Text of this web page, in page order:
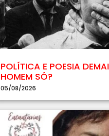
POLÍTICA E POESIA
HOMEM SÓ?
05/08/2026